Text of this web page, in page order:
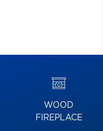
WOOD
FIREPLACE